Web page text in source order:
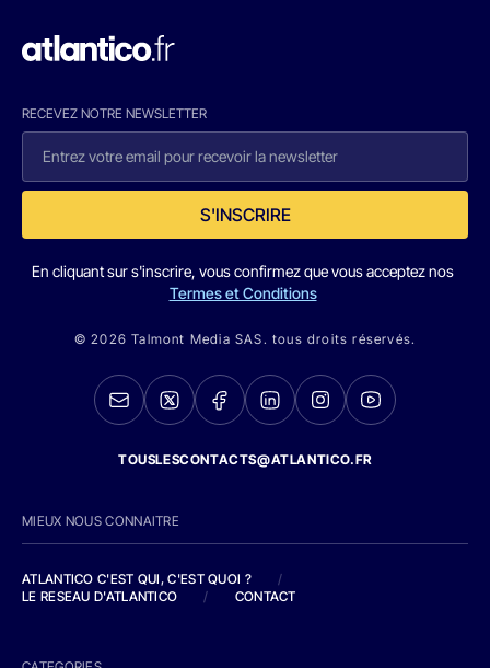
RECEVEZ NOTRE NEWSLETTER
S'INSCRIRE
En cliquant sur s'inscrire, vous confirmez que vous acceptez nos
Termes et Conditions
© 2026 Talmont Media SAS. tous droits réservés.
TOUSLESCONTACTS@ATLANTICO.FR
MIEUX NOUS CONNAITRE
ATLANTICO C'EST QUI, C'EST QUOI ?
/
LE RESEAU D'ATLANTICO
/ CONTACT